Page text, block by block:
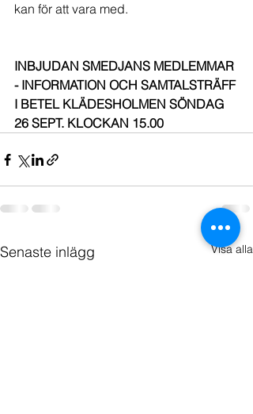
kan för att vara med.
INBJUDAN SMEDJANS MEDLEMMAR
- INFORMATION OCH SAMTALSTRÄFF
I BETEL KLÄDESHOLMEN SÖNDAG
26 SEPT. KLOCKAN 15.00
Senaste inlägg Visa alla